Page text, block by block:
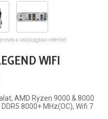
a valóságban eltérhet.
WIFI
AMD Ryzen 9000 & 8000
8000+ MHz(OC), Wifi 7